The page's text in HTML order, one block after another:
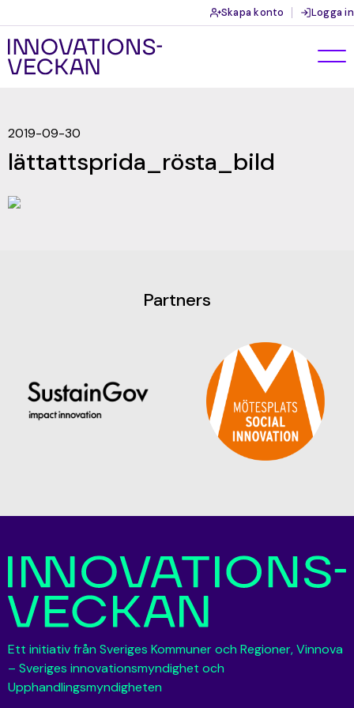
Skapa konto Logga in
2019-09-30
lättattsprida_rösta_bild
Partners
Ett initiativ från Sveriges Kommuner och Regioner, Vinnova
– Sveriges innovationsmyndighet och
Upphandlingsmyndigheten